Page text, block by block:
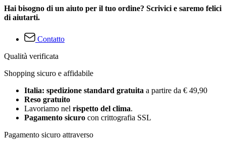
Hai bisogno di un aiuto per il tuo ordine? Scrivici e saremo felici
di aiutarti.
Contatto
Qualità verificata
Shopping sicuro e affidabile
Italia: spedizione standard gratuita a partire da € 49,90
Reso gratuito
Lavoriamo nel rispetto del clima.
Pagamento sicuro con crittografia SSL
Pagamento sicuro attraverso